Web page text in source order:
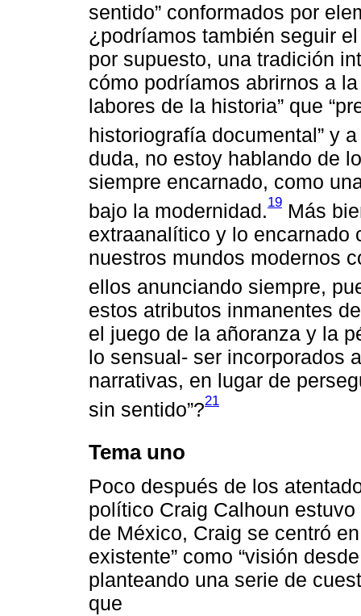
sentido” conformados por
¿podríamos también seguir
por supuesto, una tradición
cómo podríamos abrirnos a
labores de la historia” que
historiografía documental” y
duda, no estoy hablando de
siempre encarnado, como
bajo la modernidad.19 Más
extraanalítico y lo encarnado
nuestros mundos modernos
ellos anunciando siempre,
estos atributos inmanentes
el juego de la añoranza y la
lo sensual- ser incorporados
narrativas, en lugar de
sin sentido”?21
Tema uno
Poco después de los
político Craig Calhoun
de México, Craig se centró
existente” como “visión
planteando una serie de
que